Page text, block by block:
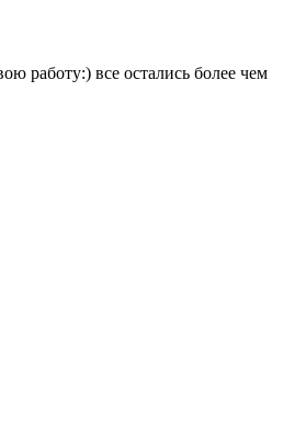
работу:) все остались более чем